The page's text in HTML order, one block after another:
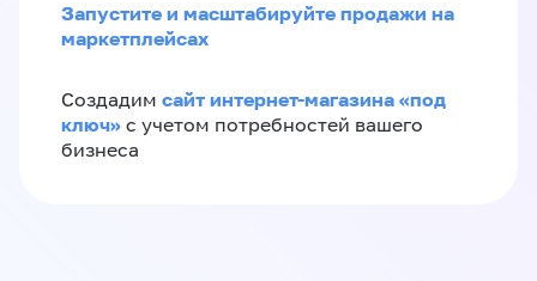
Запустите и масштабируйте продажи на
маркетплейсах
Создадим сайт интернет-магазина «под
ключ» с учетом потребностей вашего
бизнеса